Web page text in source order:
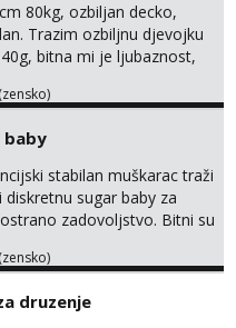
80kg, ozbiljan decko,
Trazim ozbiljnu djevojku
bitna mi je ljubaznost,
i slikom, o nagradi
baby
stabilan muškarac traži
sugar baby za
zadovoljstvo. Bitni su
Nagrada
s kratkim opisom i
druzenje